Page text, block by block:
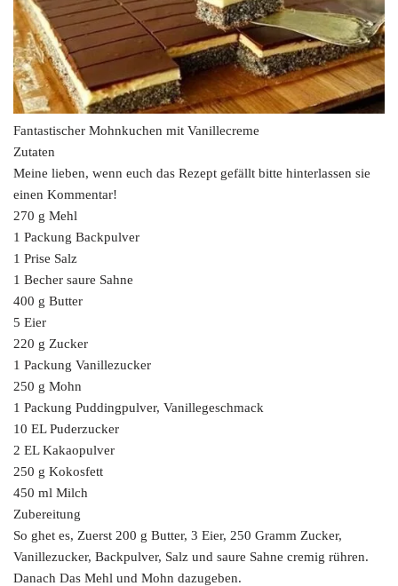
Fantastischer Mohnkuchen mit Vanillecreme
Zutaten
Meine lieben, wenn euch das Rezept gefällt bitte hinterlassen sie
einen Kommentar!
270 g Mehl
1 Packung Backpulver
1 Prise Salz
1 Becher saure Sahne
400 g Butter
5 Eier
220 g Zucker
1 Packung Vanillezucker
250 g Mohn
1 Packung Puddingpulver, Vanillegeschmack
10 EL Puderzucker
2 EL Kakaopulver
250 g Kokosfett
450 ml Milch
Zubereitung
So ghet es, Zuerst 200 g Butter, 3 Eier, 250 Gramm Zucker,
Vanillezucker, Backpulver, Salz und saure Sahne cremig rühren.
Danach Das Mehl und Mohn dazugeben.